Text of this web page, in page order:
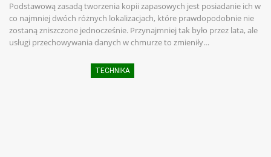
Podstawową zasadą tworzenia kopii zapasowych jest posiadanie ich w
co najmniej dwóch różnych lokalizacjach, które prawdopodobnie nie
zostaną zniszczone jednocześnie. Przynajmniej tak było przez lata, ale
usługi przechowywania danych w chmurze to zmieniły…
TECHNIKA